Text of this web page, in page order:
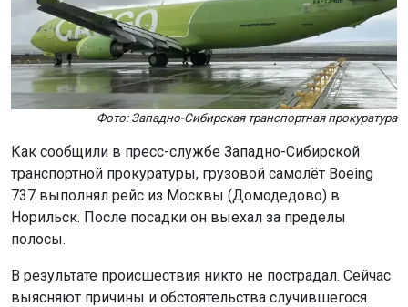
Фото: Западно-Сибирская транспортная прокуратура
Как сообщили в пресс-службе Западно-Сибирской
транспортной прокуратуры, грузовой самолёт Boeing
737 выполнял рейс из Москвы (Домодедово) в
Норильск. После посадки он выехал за пределы
полосы.
В результате происшествия никто не пострадал. Сейчас
выясняют причины и обстоятельства случившегося.